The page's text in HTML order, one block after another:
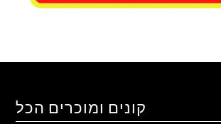
קונים ומוכרים הכל